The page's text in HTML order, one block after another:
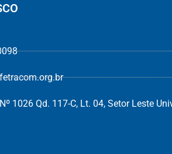
1026 Qd. 117-C, Lt. 04, Setor Leste